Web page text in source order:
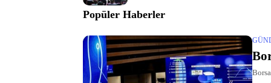
Popüler Haberler